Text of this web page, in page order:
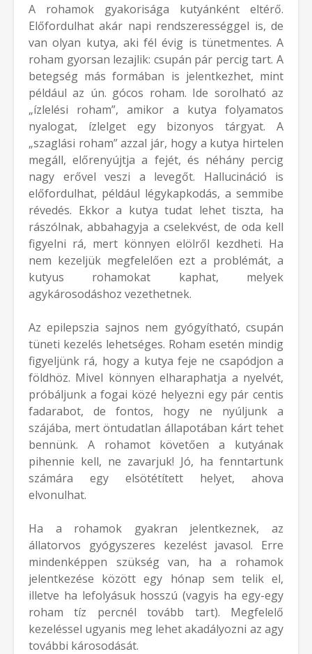
A rohamok gyakorisága kutyánként eltérő.
Előfordulhat akár napi rendszerességgel is, de
van olyan kutya, aki fél évig is tünetmentes. A
roham gyorsan lezajlik: csupán pár percig tart. A
betegség más formában is jelentkezhet, mint
például az ún. gócos roham. Ide sorolható az
„ízlelési roham”, amikor a kutya folyamatos
nyalogat, ízlelget egy bizonyos tárgyat. A
„szaglási roham” azzal jár, hogy a kutya hirtelen
megáll, előrenyújtja a fejét, és néhány percig
nagy erővel veszi a levegőt. Hallucináció is
előfordulhat, például légykapkodás, a semmibe
révedés. Ekkor a kutya tudat lehet tiszta, ha
rászólnak, abbahagyja a cselekvést, de oda kell
figyelni rá, mert könnyen elölről kezdheti. Ha
nem kezeljük megfelelően ezt a problémát, a
kutyus rohamokat kaphat, melyek
agykárosodáshoz vezethetnek.
Az epilepszia sajnos nem gyógyítható, csupán
tüneti kezelés lehetséges. Roham esetén mindig
figyeljünk rá, hogy a kutya feje ne csapódjon a
földhöz. Mivel könnyen elharaphatja a nyelvét,
próbáljunk a fogai közé helyezni egy pár centis
fadarabot, de fontos, hogy ne nyúljunk a
szájába, mert öntudatlan állapotában kárt tehet
bennünk. A rohamot követően a kutyának
pihennie kell, ne zavarjuk! Jó, ha fenntartunk
számára egy elsötétített helyet, ahova
elvonulhat.
Ha a rohamok gyakran jelentkeznek, az
állatorvos gyógyszeres kezelést javasol. Erre
mindenképpen szükség van, ha a rohamok
jelentkezése között egy hónap sem telik el,
illetve ha lefolyásuk hosszú (vagyis ha egy-egy
roham tíz percnél tovább tart). Megfelelő
kezeléssel ugyanis meg lehet akadályozni az agy
további károsodását.